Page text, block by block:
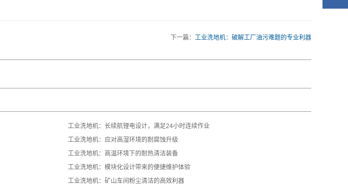
下一篇： 工业洗地机：破解工厂油污难题的专业利器
工业洗地机：长续航锂电设计，满足24小时连续作业
工业洗地机：应对高湿环境的耐腐蚀升级
工业洗地机：高温环境下的耐热清洁装备
工业洗地机：模块化设计带来的便捷维护体验
工业洗地机：矿山车间粉尘清洁的高效利器